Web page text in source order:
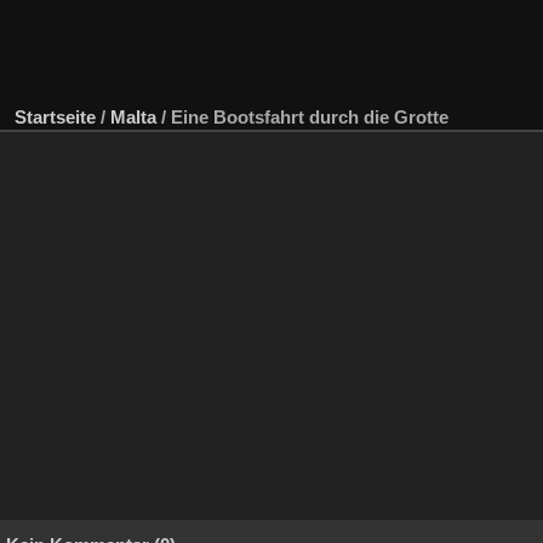
Startseite / Malta/ Eine Bootsfahrt durch die Grotte